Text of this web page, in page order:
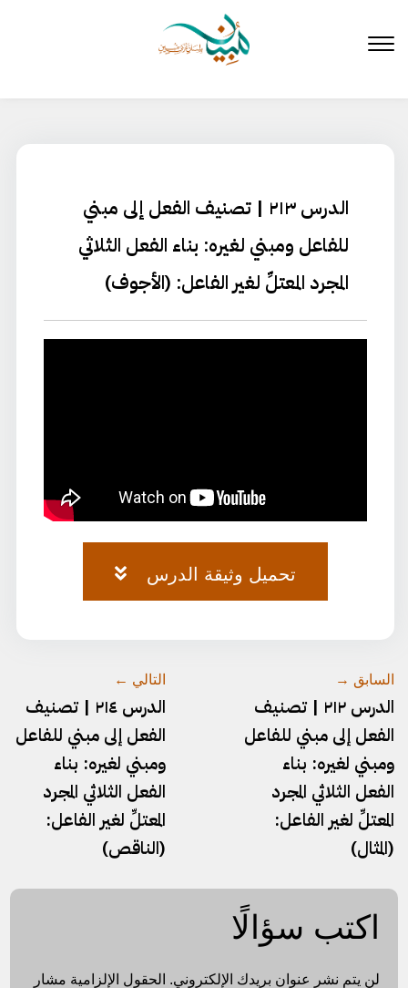
المحتوى
الدرس ٢١٣ | تصنيف الفعل إلى مبني
للفاعل ومبني لغيره: بناء الفعل الثلاثي
المجرد المعتلِّ لغير الفاعل: (الأجوف)
تحميل وثيقة الدرس
السابق →
الدرس ٢١٢ | تصنيف
الفعل إلى مبني للفاعل
ومبني لغيره: بناء
الفعل الثلاثي المجرد
المعتلِّ لغير الفاعل:
(المثال)
التالي ←
الدرس ٢١٤ | تصنيف
الفعل إلى مبني للفاعل
ومبني لغيره: بناء
الفعل الثلاثي المجرد
المعتلِّ لغير الفاعل:
(الناقص)
اكتب سؤالًا
لن يتم نشر عنوان بريدك الإلكتروني. الحقول الإلزامية مشار